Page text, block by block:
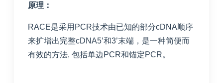
原理：
RACE是采用PCR技术由已知的部分cDNA顺序
来扩增出完整cDNA5’和3’末端，是一种简便而
有效的方法, 包括单边PCR和锚定PCR。